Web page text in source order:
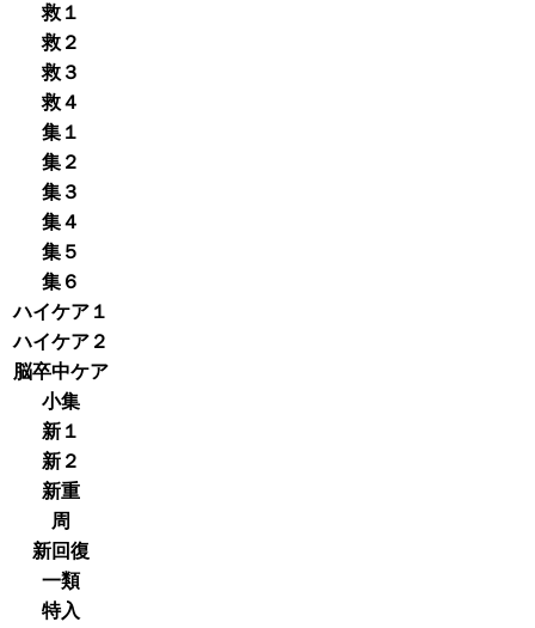
救１
救２
救３
救４
集１
集２
集３
集４
集５
集６
ハイケア１
ハイケア２
脳卒中ケア
小集
新１
新２
新重
周
新回復
一類
特入